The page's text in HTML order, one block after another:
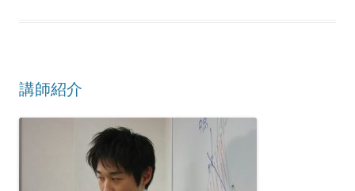
講師紹介